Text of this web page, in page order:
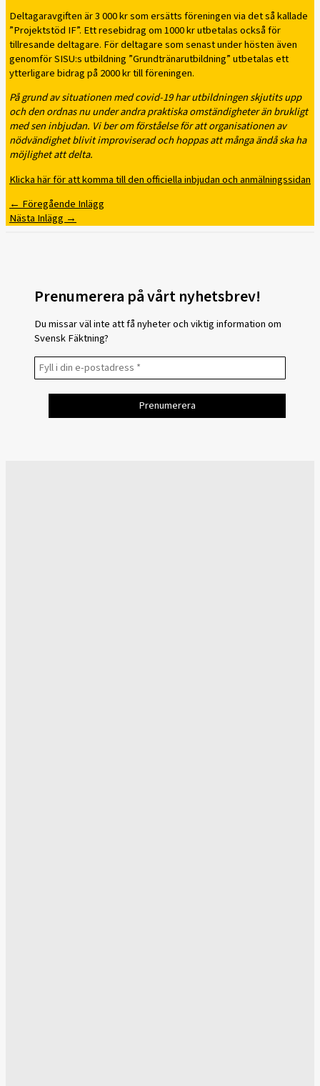
Deltagaravgiften är 3 000 kr som ersätts föreningen via det så kallade
”Projektstöd IF”. Ett resebidrag om 1000 kr utbetalas också för
tillresande deltagare. För deltagare som senast under hösten även
genomför SISU:s utbildning ”Grundtränarutbildning” utbetalas ett
ytterligare bidrag på 2000 kr till föreningen.
På grund av situationen med covid-19 har utbildningen skjutits upp
och den ordnas nu under andra praktiska omständigheter än brukligt
med sen inbjudan. Vi ber om förståelse för att organisationen av
nödvändighet blivit improviserad och hoppas att många ändå ska ha
möjlighet att delta.
Klicka här för att komma till den officiella inbjudan och anmälningssidan
←Föregående Inlägg
Nästa Inlägg→
Prenumerera på vårt nyhetsbrev!
Du missar väl inte att få nyheter och viktig information om
Svensk Fäktning?